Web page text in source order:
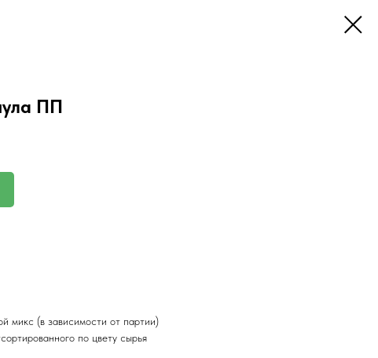
ПП
микс (в зависимости от партии)
по цвету сырья